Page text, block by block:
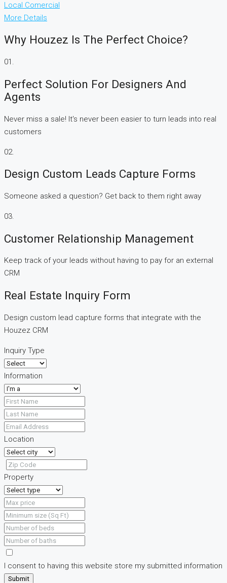
Local Comercial
More Details
Why Houzez Is The Perfect Choice?
01.
Perfect Solution For Designers And
Agents
Never miss a sale! It's never been easier to turn leads into real
customers
02.
Design Custom Leads Capture Forms
Someone asked a question? Get back to them right away
03.
Customer Relationship Management
Keep track of your leads without having to pay for an external
CRM
Real Estate Inquiry Form
Design custom lead capture forms that integrate with the
Houzez CRM
Inquiry Type
Information
Location
Property
I consent to having this website store my submitted information
Submit